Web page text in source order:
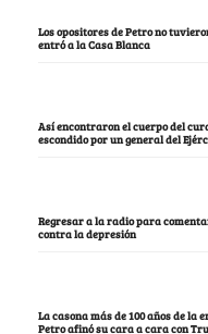
Los opositores de Petro no
entró a la Casa Blanca
Así encontraron el cuerpo del
escondido por un general del
Regresar a la radio para
contra la depresión
La casona más de 100 años de la
Petro afinó su cara a cara con